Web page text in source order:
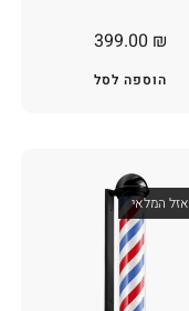
399.00 ₪
הוספה לסל
אזל המלאי